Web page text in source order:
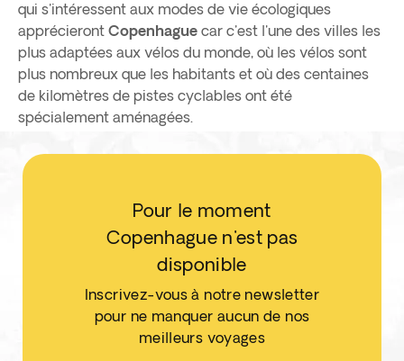
qui s'intéressent aux modes de vie écologiques
apprécieront Copenhague car c'est l'une des villes les
plus adaptées aux vélos du monde, où les vélos sont
plus nombreux que les habitants et où des centaines
de kilomètres de pistes cyclables ont été
spécialement aménagées.
Pour le moment
Copenhague n'est pas
disponible
Inscrivez-vous à notre newsletter
pour ne manquer aucun de nos
meilleurs voyages